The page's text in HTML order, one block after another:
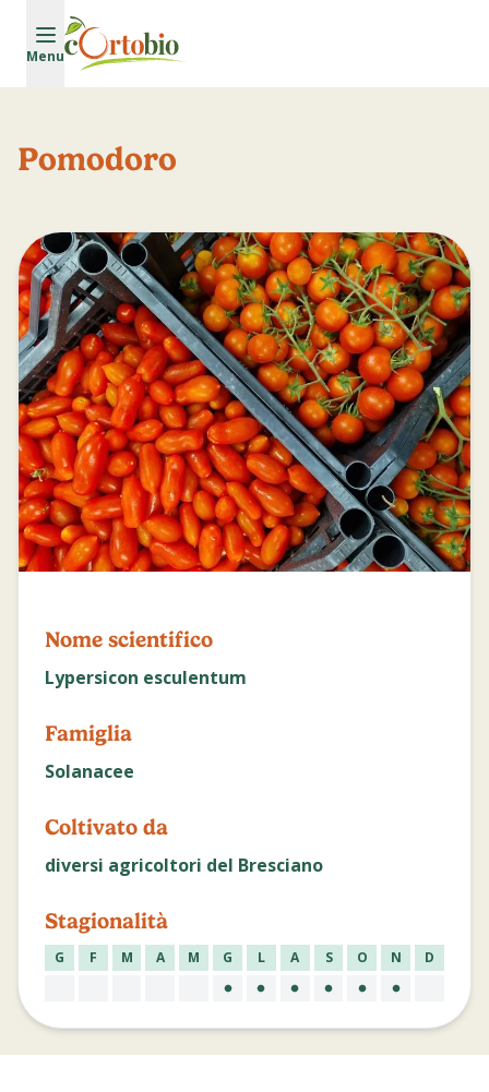
Vai al contenuto principale
Menu
Pomodoro
Nome scientifico
Lypersicon esculentum
Famiglia
Solanacee
Coltivato da
diversi agricoltori del Bresciano
Stagionalità
G F M A M G L A S O N D